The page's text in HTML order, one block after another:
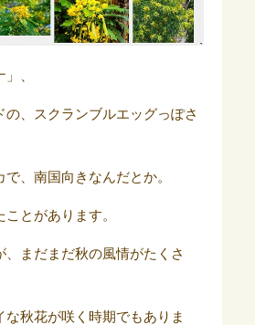
、
の、スクランブルエッグっぽさ
、南国向きなんだとか。
とがあります。
、まだまだ秋の風情がたくさ
な秋花が咲く時期でもありま